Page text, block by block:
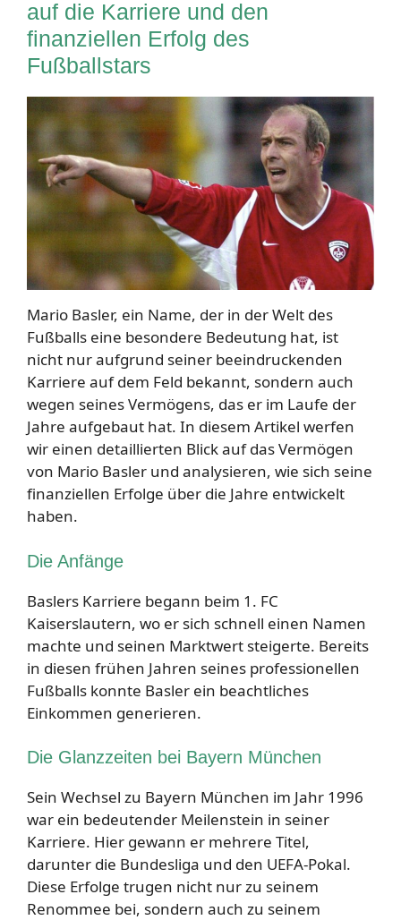
auf die Karriere und den
finanziellen Erfolg des
Fußballstars
Mario Basler, ein Name, der in der Welt des
Fußballs eine besondere Bedeutung hat, ist
nicht nur aufgrund seiner beeindruckenden
Karriere auf dem Feld bekannt, sondern auch
wegen seines Vermögens, das er im Laufe der
Jahre aufgebaut hat. In diesem Artikel werfen
wir einen detaillierten Blick auf das Vermögen
von Mario Basler und analysieren, wie sich seine
finanziellen Erfolge über die Jahre entwickelt
haben.
Die Anfänge
Baslers Karriere begann beim 1. FC
Kaiserslautern, wo er sich schnell einen Namen
machte und seinen Marktwert steigerte. Bereits
in diesen frühen Jahren seines professionellen
Fußballs konnte Basler ein beachtliches
Einkommen generieren.
Die Glanzzeiten bei Bayern München
Sein Wechsel zu Bayern München im Jahr 1996
war ein bedeutender Meilenstein in seiner
Karriere. Hier gewann er mehrere Titel,
darunter die Bundesliga und den UEFA-Pokal.
Diese Erfolge trugen nicht nur zu seinem
Renommee bei, sondern auch zu seinem